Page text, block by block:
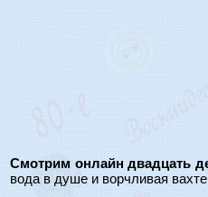
Смотрим онлайн двадцать
вода в душе и ворчливая